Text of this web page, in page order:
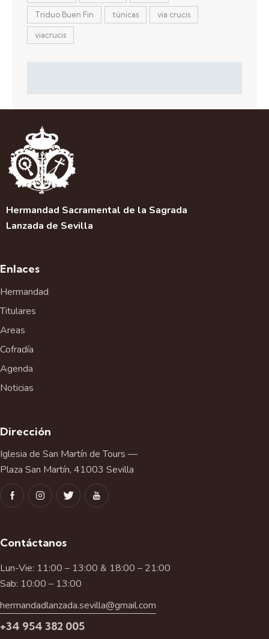
Triduo Buen Fin túnicas via crucis
viacrucis
Hermandad Sacramental de la Sagrada
Lanzada de Sevilla
Enlaces
Hermandad
Titulares
Areas
Cofradía
Agenda
Noticias
Dirección
Iglesia de San Martín de Tours —
Plaza San Martín, 41003 Sevilla
Contáctanos
Lun-Vie: 11:00 – 13:00 & 18:00 – 21:00
Sab: 10:00 – 13:00
hermandadlanzada.sevilla@gmail.com
+34 954 382 005